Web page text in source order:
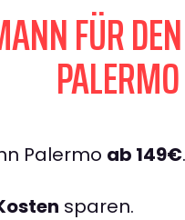
FÜR
PALERMO
Palermo ab 149€.
sparen.